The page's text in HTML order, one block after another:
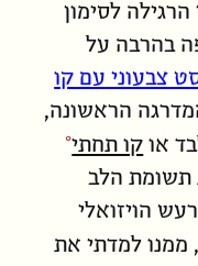
לסימון
בהרבה על
צבעוני עם קו
הראשונה,
או קו תחתי
תשומת הלב
הויזואלי
, ממנו למדתי את